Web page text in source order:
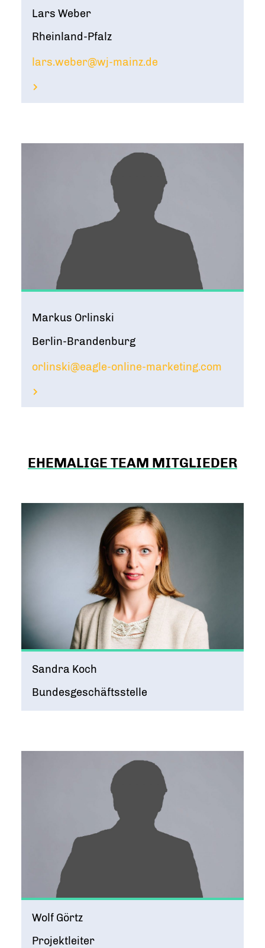
Lars Weber
Rheinland-Pfalz
lars.weber@wj-mainz.de
Markus Orlinski
Berlin-Brandenburg
orlinski@eagle-online-marketing.com
EHEMALIGE TEAM MITGLIEDER
Sandra Koch
Bundesgeschäftsstelle
Wolf Görtz
Projektleiter